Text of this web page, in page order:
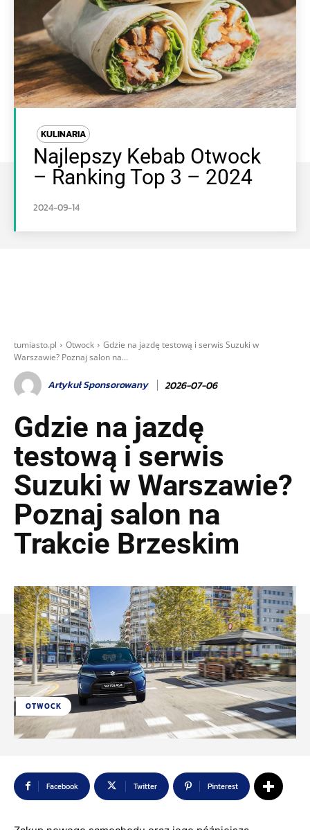
KULINARIA
Najlepszy Kebab Otwock
– Ranking Top 3 – 2024
2024-09-14